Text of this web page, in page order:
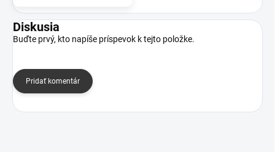
Diskusia
Buďte prvý, kto napíše príspevok k tejto položke.
Pridať komentár